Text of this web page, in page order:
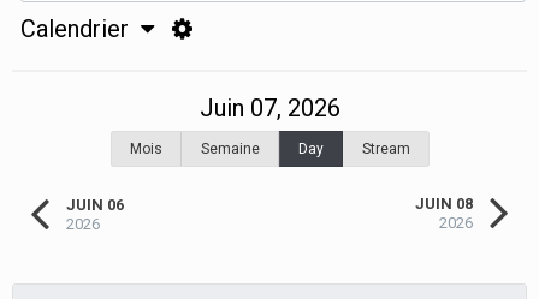
Calendrier
JUIN 06
2026
Juin 07, 2026
Mois Semaine Day Stream
JUIN 08
2026